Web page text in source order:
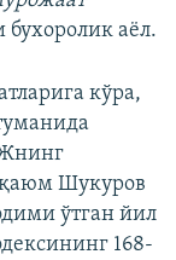
бухоролик аёл.
кўра,
Шукуров
ўтган йил
168-